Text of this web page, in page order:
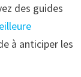
des guides
à anticiper les